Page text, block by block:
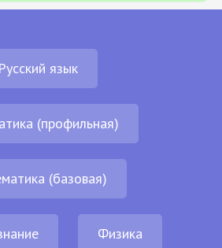
Русский язык
(профильная)
(базовая)
Физика